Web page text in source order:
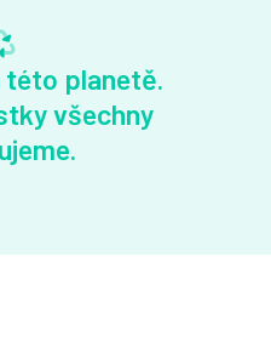
této planetě.
všechny